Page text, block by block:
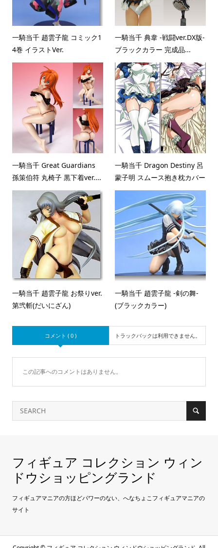
一騎当千 趙雲子龍 コミック1
4巻 イラストVer.
一騎当千 典韋 -戦闘ver.DX版-
ブラックカラー 完成品...
一騎当千 Great Guardians
孫策伯符 丸椅子 黒下着ver....
一騎当千 Dragon Destiny 呂
蒙子明 スムース抱き枕カバー
一騎当千 趙雲子龍 お祭りver.
第弐斬(だいにざん)
一騎当千 趙雲子龍 -剣の舞-
(ブラックカラー)
コメント ( 0 ) トラックバックは利用できません。
この記事へのコメントはありません。
フィギュア コレクション ウィン
ドウショッピングランド
フィギュアマニアの方ほどパワーのない、へなちょこフィギュアマニアの
サイト